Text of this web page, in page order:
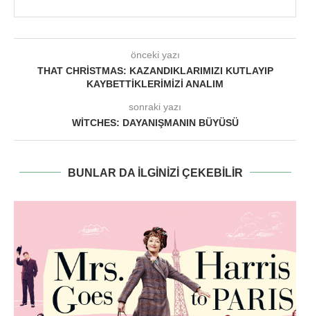
önceki yazı
THAT CHRISTMAS: KAZANDIKLARIMIZI KUTLAYIP
KAYBETTIKLERIMIZI ANALIM
sonraki yazı
WITCHES: DAYANIŞMANIN BÜYÜSÜ
BUNLAR DA ILGINIZI ÇEKEBILIR